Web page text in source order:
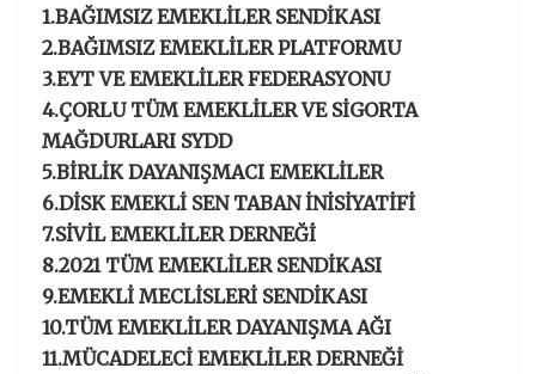
1.BAĞIMSIZ EMEKLİLER SENDİKASI
2.BAĞIMSIZ EMEKLİLER PLATFORMU
3.EYT VE EMEKLİLER FEDERASYONU
4.ÇORLU TÜM EMEKLİLER VE SİGORTA
MAĞDURLARI SYDD
5.BİRLİK DAYANIŞMACI EMEKLİLER
6.DİSK EMEKLİ SEN TABAN İNİSİYATİFİ
7.SİVİL EMEKLİLER DERNEĞİ
8.2021 TÜM EMEKLİLER SENDİKASI
9.EMEKLİ MECLİSLERİ SENDİKASI
10.TÜM EMEKLİLER DAYANIŞMA AĞI
11.MÜCADELECİ EMEKLİLER DERNEĞİ